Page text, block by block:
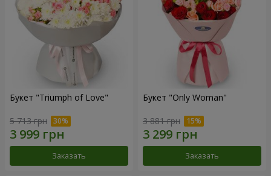
Букет "Triumph of Love"
5 713 грн
Заказать
Букет "Only Woman"
3 881 грн
Заказать